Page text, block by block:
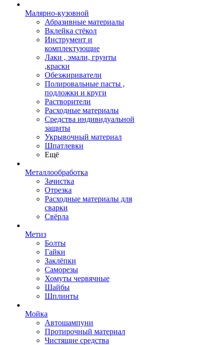
Малярно-кузовной
Абразивные материалы
Вклейка стёкол
Инструмент и
комплектующие
Лаки , эмали, грунты
,краски
Обезжириватели
Полировальные пасты ,
подложки и круги
Растворители
Расходные материалы
Средства индивидуальной
защиты
Укрывочный материал
Шпатлевки
Ещё
Металлообработка
Зачистка
Отрезка
Расходные материалы для
сварки
Свёрла
Метиз
Болты
Гайки
Заклёпки
Саморезы
Хомуты червячные
Шайбы
Шплинты
Мойка
Автошампуни
Протирочный материал
Чистящие средства